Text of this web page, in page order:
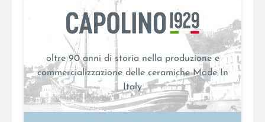
oltre 90 anni di storia nella produzione e
commercializzazione delle ceramiche Made In
Italy